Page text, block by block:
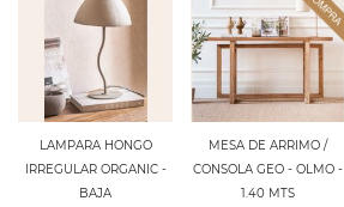
LAMPARA HONGO
IRREGULAR ORGANIC -
BAJA
MESA DE ARRIMO /
CONSOLA GEO - OLMO -
1.40 MTS